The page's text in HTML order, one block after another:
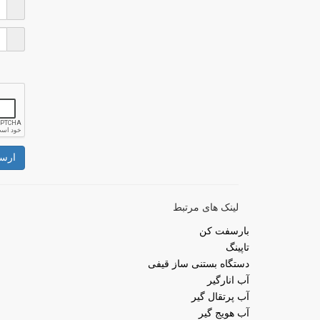
لینک های مرتبط
بارسفت کن
تاپینگ
دستگاه بستنی ساز قیفی
آب انارگیر
آب پرتقال گیر
آب هویج گیر